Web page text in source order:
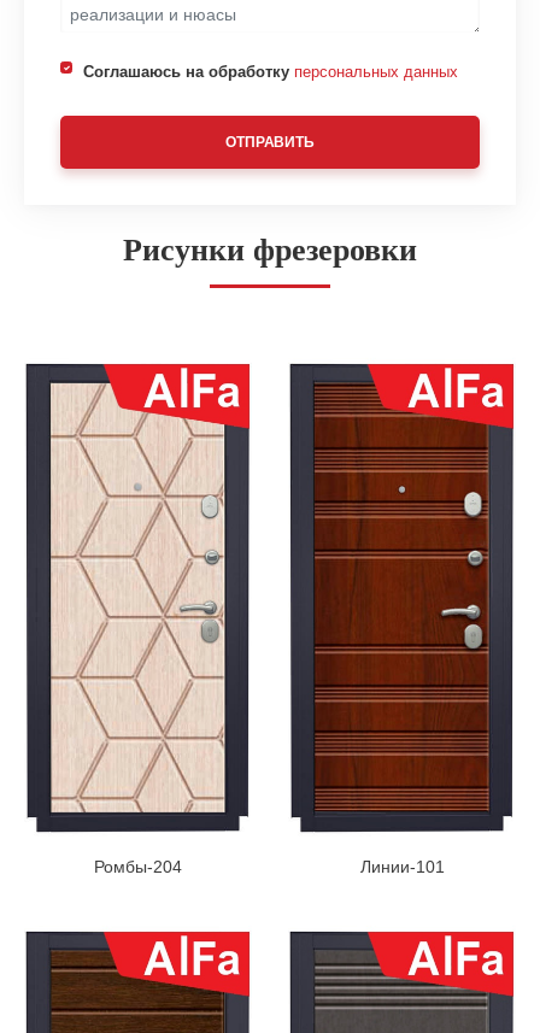
Соглашаюсь на обработку персональных данных
ОТПРАВИТЬ
Рисунки фрезеровки
Ромбы-204 Линии-101